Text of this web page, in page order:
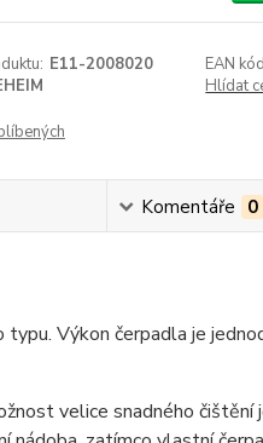
E11-2008020 EAN
Hlídat
Komentáře 0
Výkon čerpadla je
velice snadného